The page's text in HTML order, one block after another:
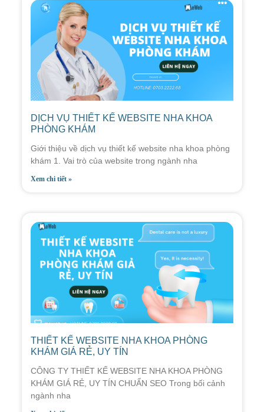
DỊCH VỤ THIẾT KẾ WEBSITE NHA KHOA
PHÒNG KHÁM
Giới thiệu về dịch vụ thiết kế website nha khoa phòng
khám 1. Vai trò của website trong ngành nha
Xem chi tiết »
THIẾT KẾ WEBSITE NHA KHOA PHÒNG
KHÁM GIÁ RẺ, UY TÍN
CÔNG TY THIẾT KẾ WEBSITE NHA KHOA PHÒNG
KHÁM GIÁ RẺ, UY TÍN CHUẨN SEO Trong bối cảnh
ngành nha